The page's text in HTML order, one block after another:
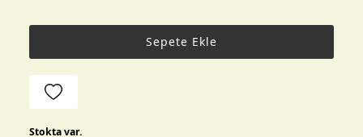
Sepete Ekle
Stokta var.